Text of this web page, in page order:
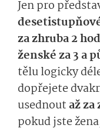
Jen pro
za zhruba 2
ženské za 3 a
tělu logicky
dopřejete
usednoutaž
pokud jste